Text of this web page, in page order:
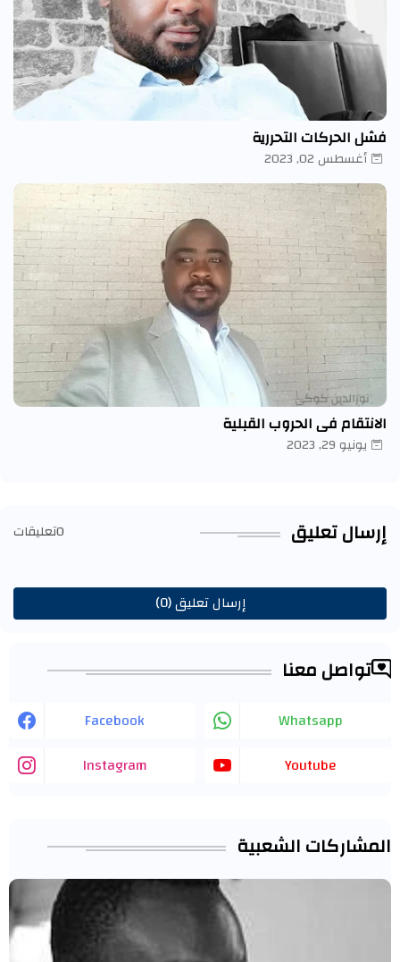
فشل الحركات التحررية
أغسطس 02, 2023
الانتقام في الحروب القبلية
يونيو 29, 2023
إرسال تعليق 0تعليقات
إرسال تعليق (0)
تواصل معنا
Facebook
Whatsapp
Instagram
Youtube
المشاركات الشعبية